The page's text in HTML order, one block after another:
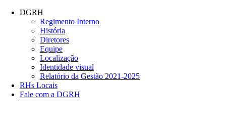
Conteúdo principal
DGRH
Regimento Interno
História
Diretores
Equipe
Localização
Identidade visual
Relatório da Gestão 2021-2025
RHs Locais
Fale com a DGRH